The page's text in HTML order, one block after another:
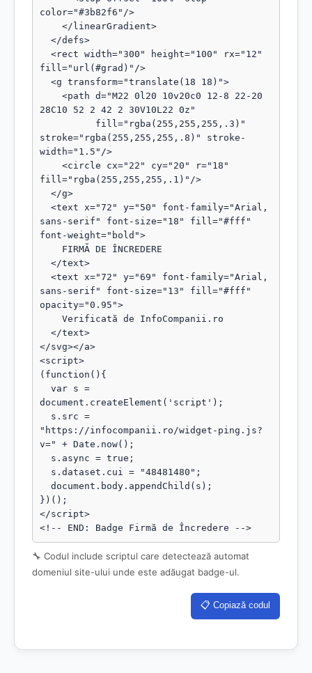
color="#3b82f6"/>
fill="url(#grad)"/>
28C10 52 2 42 2 30V10L22 0z"
stroke="rgba(255,255,255,.8)" stroke-
width="1.5"/>
fill="rgba(255,255,255,.1)"/>
sans-serif" font-size="18" fill="#fff"
font-weight="bold">
sans-serif" font-size="13" fill="#fff"
opacity="0.95">
</svg></a>
<script>
(function(){
document.createElement('script');
"https://infocompanii.ro/widget-ping.js?
v=" + Date.now();
})();
</script>
<!-- END: Badge Firmă de Încredere -->
🔧 Codul include scriptul care detectează automat
domeniul site-ului unde este adăugat badge-ul.
📋 Copiază codul